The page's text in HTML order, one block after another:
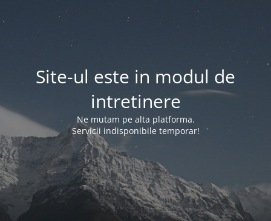
Site-ul este in modul de
intretinere
Ne mutam pe alta platforma.
Servicii indisponibile temporar!